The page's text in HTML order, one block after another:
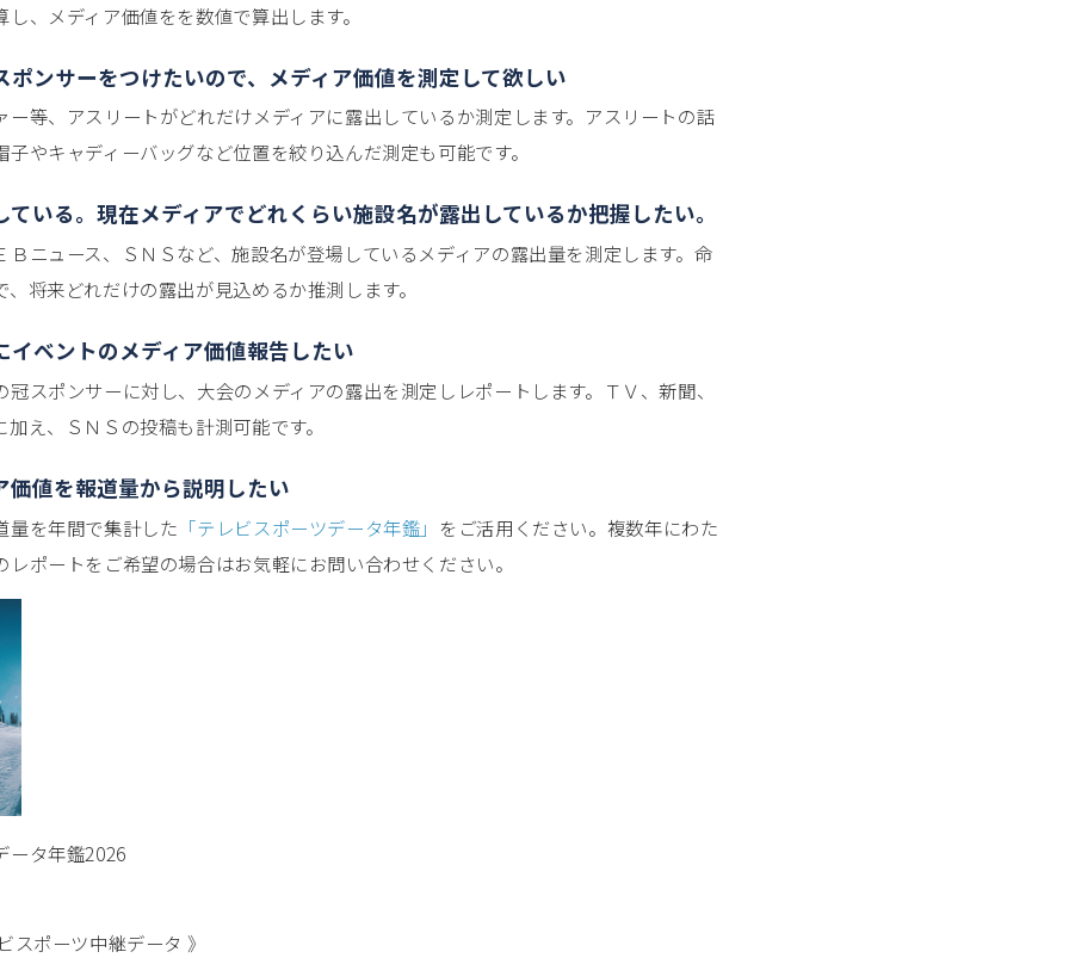
、メディア価値をを数値で算出します。
ポンサーをつけたいので、メディア価値を測定して欲しい
ー等、アスリートがどれだけメディアに露出しているか測定します。アスリートの話
やキャディーバッグなど位置を絞り込んだ測定も可能です。
ている。現在メディアでどれくらい施設名が露出しているか把握したい。
Ｂニュース、ＳＮＳなど、施設名が登場しているメディアの露出量を測定します。命
将来どれだけの露出が見込めるか推測します。
イベントのメディア価値報告したい
スポンサーに対し、大会のメディアの露出を測定しレポートします。ＴＶ、新聞、
え、ＳＮＳの投稿も計測可能です。
価値を報道量から説明したい
量を年間で集計した 「テレビスポーツデータ年鑑」 をご活用ください。複数年にわた
レポートをご希望の場合はお気軽にお問い合わせください。
ータ年鑑2026
スポーツ中継データ 》